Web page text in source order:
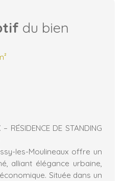
du bien
RÉSIDENCE DE STANDING
les-Moulineaux offre un
alliant élégance urbaine,
Située dans un